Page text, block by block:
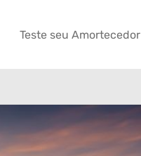
Teste seu Amortecedor